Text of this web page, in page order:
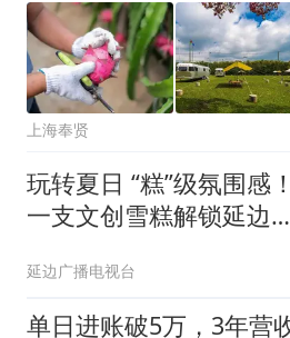
上海奉贤
玩转夏日 “糕”级氛围感！
一支文创雪糕解锁延边惬
延边广播电视台